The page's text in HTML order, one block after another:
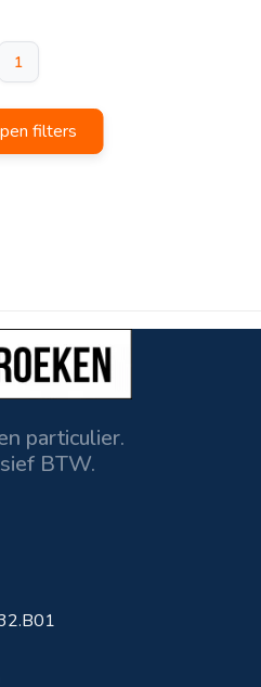
1
filters
particulier.
BTW.